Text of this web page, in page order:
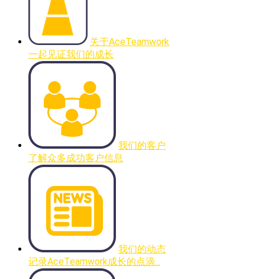
关于AceTeamwork
一起见证我们的成长
我们的客户
了解众多成功客户信息
我们的动态
记录AceTeamwork成长的点滴...